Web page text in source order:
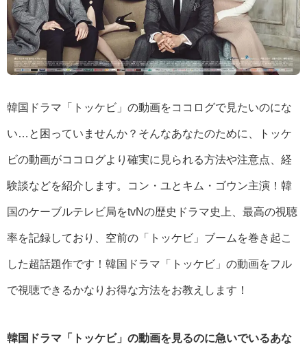
韓国ドラマ「トッケビ」の動画をココログで見たいのにな
い…と困っていませんか？そんなあなたのために、トッケ
ビの動画がココログより確実に見られる方法や注意点、経
験談などを紹介します。コン・ユとキム・ゴウン主演！韓
国のケーブルテレビ局をtvNの歴史ドラマ史上、最高の視聴
率を記録しており、空前の「トッケビ」ブームを巻き起こ
した超話題作です！韓国ドラマ「トッケビ」の動画をフル
で視聴できるかなりお得な方法をお教えします！
韓国ドラマ「トッケビ」の動画を見るのに急いでいるあな